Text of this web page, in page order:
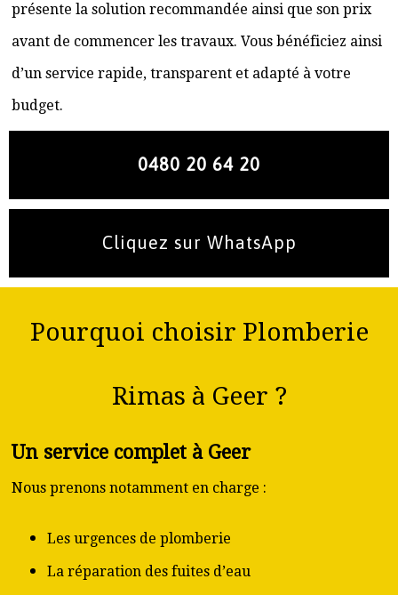
présente la solution recommandée ainsi que son prix
avant de commencer les travaux. Vous bénéficiez ainsi
d’un service rapide, transparent et adapté à votre
budget.
0480 20 64 20
Cliquez sur WhatsApp
Pourquoi choisir Plomberie
Rimas à Geer ?
Un service complet à Geer
Nous prenons notamment en charge :
Les urgences de plomberie
La réparation des fuites d’eau